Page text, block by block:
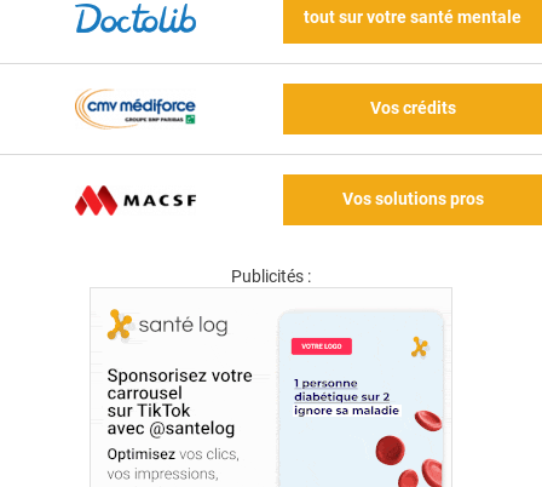
tout sur votre santé mentale
Vos crédits
Vos solutions pros
Publicités :